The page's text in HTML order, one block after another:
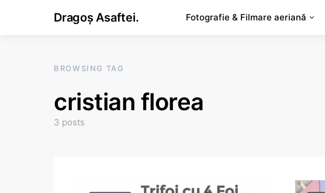
Dragoș Asaftei. Fotografie & Filmare aeriană
BROWSING TAG
cristian florea
3 posts